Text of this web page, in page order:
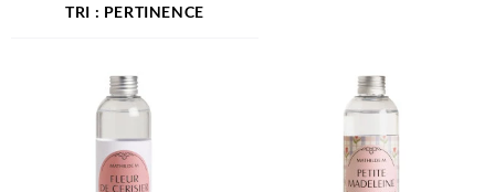
PERTINENCE